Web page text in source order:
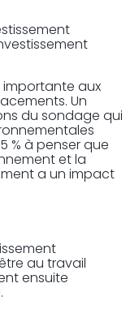
importante aux
Un
du sondage qui
% à penser que
et la
a un impact
au travail
ensuite